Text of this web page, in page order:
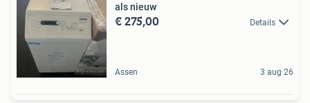
als nieuw
€ 275,00 Details
Assen 3 aug 26